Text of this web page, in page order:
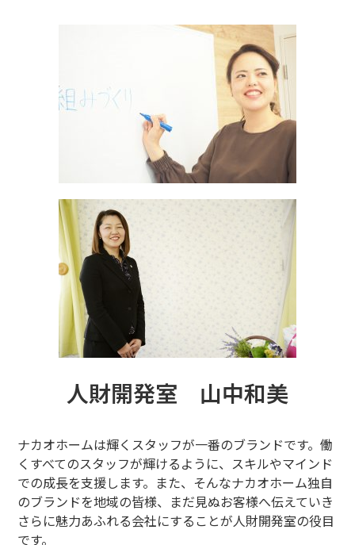
人財開発室 山中和美
ナカオホームは輝くスタッフが一番のブランドです。働
くすべてのスタッフが輝けるように、スキルやマインド
での成長を支援します。また、そんなナカオホーム独自
のブランドを地域の皆様、まだ見ぬお客様へ伝えていき
さらに魅力あふれる会社にすることが人財開発室の役目
です。